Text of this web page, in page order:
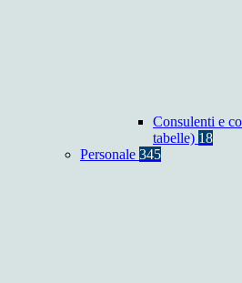
Consulenti e
tabelle) 18
Personale 345